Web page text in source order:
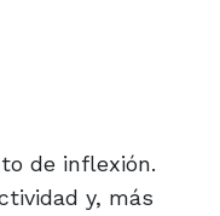
de inflexión.
y, más